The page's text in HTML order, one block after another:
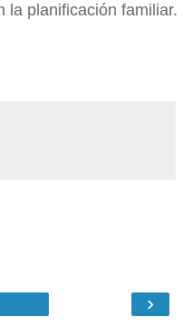
la planificación familiar.
›